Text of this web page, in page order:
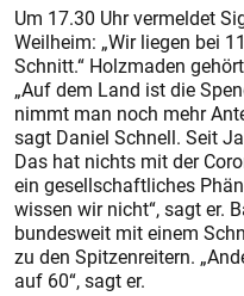
Um 17.30 Uhr vermeldet
Weilheim: „Wir liegen bei
Schnitt.“ Holzmaden
„Auf dem Land ist die
nimmt man noch mehr
sagt Daniel Schnell. Seit
Das hat nichts mit der
ein gesellschaftliches
wissen wir nicht“, sagt er.
bundesweit mit einem
zu den Spitzenreitern.
auf 60“, sagt er.